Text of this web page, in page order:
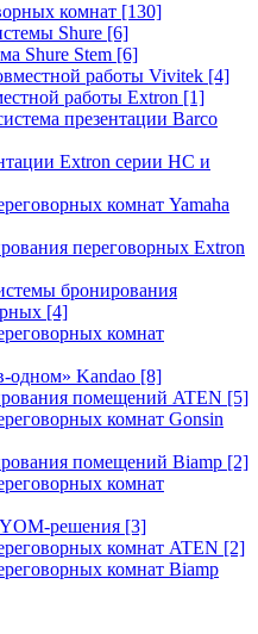
комнат [130]
Shure [6]
Shure Stem [6]
работы Vivitek [4]
работы Extron [1]
презентации Barco
Extron серии HC и
комнат Yamaha
переговорных Extron
бронирования
[4]
комнат
одном» Kandao [8]
помещений ATEN [5]
комнат Gonsin
помещений Biamp [2]
комнат
решения [3]
комнат ATEN [2]
комнат Biamp